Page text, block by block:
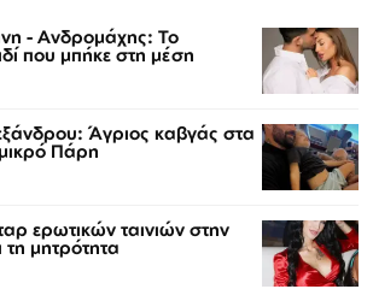
- Ανδρομάχης: Το
που μπήκε στη μέση
Άγριος καβγάς στα
Πάρη
ερωτικών ταινιών στην
τη μητρότητα